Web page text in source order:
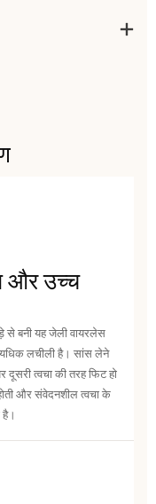
और उच्च
से बनी यह जेली वायरलेस
लचीली है। सांस लेने
त्वचा की तरह फिट हो
और संवेदनशील त्वचा के